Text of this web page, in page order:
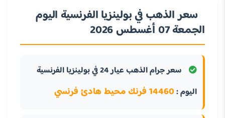
سعر الذهب في بولينزيا الفرنسية اليوم
الجمعة 07 أغسطس 2026
سعر جرام الذهب عيار 24 في بولينزيا الفرنسية
اليوم :14460 فرنك محيط هادئ فرنسي